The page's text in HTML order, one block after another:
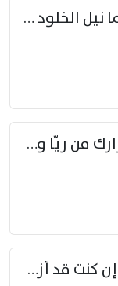
فصبرا في مجال الموت صبرا … فما نيل الخلود بمستطاع
حننت إلى ريّا ونفسك باعدت … مزارك من ريّا وشعباكما معا
أفاطم مهلا بعض هذا التدلل … وإن كنت قد أزمعت صرمي فأجملي